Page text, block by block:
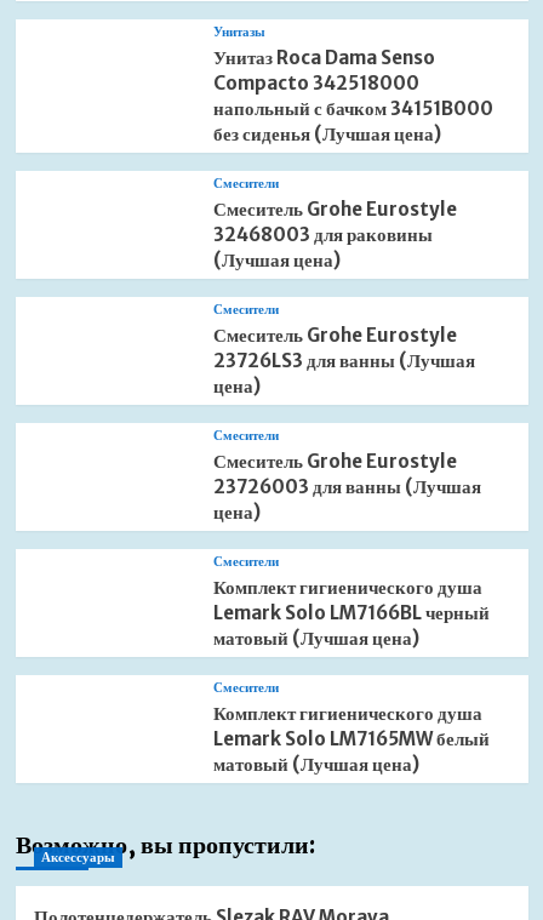
Унитазы
Унитаз Roca Dama Senso
Compacto 342518000
напольный с бачком 34151B000
без сиденья (Лучшая цена)
Смесители
Смеситель Grohe Eurostyle
32468003 для раковины
(Лучшая цена)
Смесители
Смеситель Grohe Eurostyle
23726LS3 для ванны (Лучшая
цена)
Смесители
Смеситель Grohe Eurostyle
23726003 для ванны (Лучшая
цена)
Смесители
Комплект гигиенического душа
Lemark Solo LM7166BL черный
матовый (Лучшая цена)
Смесители
Комплект гигиенического душа
Lemark Solo LM7165MW белый
матовый (Лучшая цена)
Возможно, вы пропустили:
Аксессуары